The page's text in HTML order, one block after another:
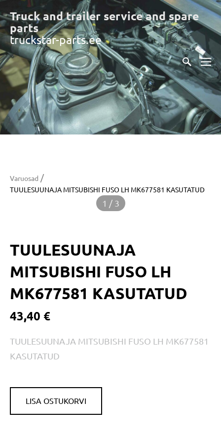
Truck and trailer service and spare
parts
truckstar-parts.ee
Varuosad /
TUULESUUNAJA MITSUBISHI FUSO LH MK677581 KASUTATUD
1 / 3
TUULESUUNAJA
MITSUBISHI FUSO LH
MK677581 KASUTATUD
43,40 €
TUULESUUNAJA MITSUBISHI FUSO LH MK677581
KASUTATUD
LISA OSTUKORVI